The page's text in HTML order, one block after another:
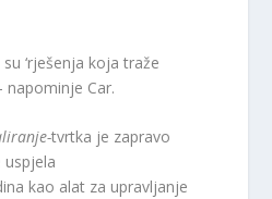
‘rješenja koja traže
napominje Car.
tvrtka je zapravo
kao alat za upravljanje